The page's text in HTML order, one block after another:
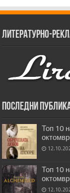
Литературно-
Последни
Топ 10
Топ 10